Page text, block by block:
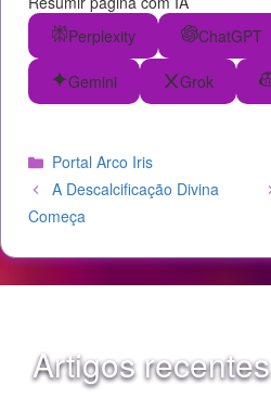
Perplexity
ChatGPT
Gemini Grok
Categorias
Portal Arco Iris
A Descalcificação Divina
Começa
Artigos recentes